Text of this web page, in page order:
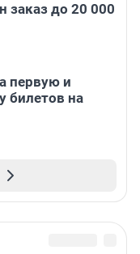
заказ до 20 000
первую и
билетов на